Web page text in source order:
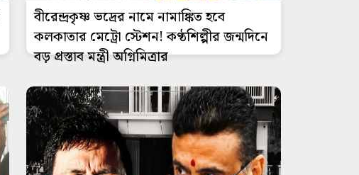
বীরেন্দ্রকৃষ্ণ ভদ্রের নামে নামাঙ্কিত হবে
কলকাতার মেট্রো স্টেশন! কণ্ঠশিল্পীর জন্মদিনে
বড় প্রস্তাব মন্ত্রী অগ্নিমিত্রার